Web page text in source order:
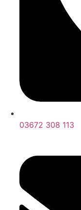
03672 308 113